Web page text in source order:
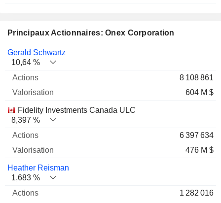
Principaux Actionnaires: Onex Corporation
Nom Actions %
Gerald Schwartz
10,64 %
8 108 861
604 M $
Fidelity Investments Canada ULC
8,397 %
6 397 634
476 M $
Heather Reisman
1,683 %
1 282 016